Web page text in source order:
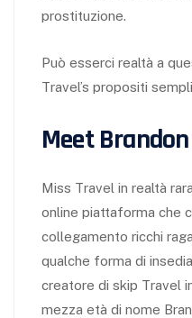
prostituzione.
Può esserci realtà a
Travel’s propositi
Meet
Miss Travel in realtà
online piattaforma che
collegamento ricchi
qualche forma di
creatore di skip Travel
mezza età di nome